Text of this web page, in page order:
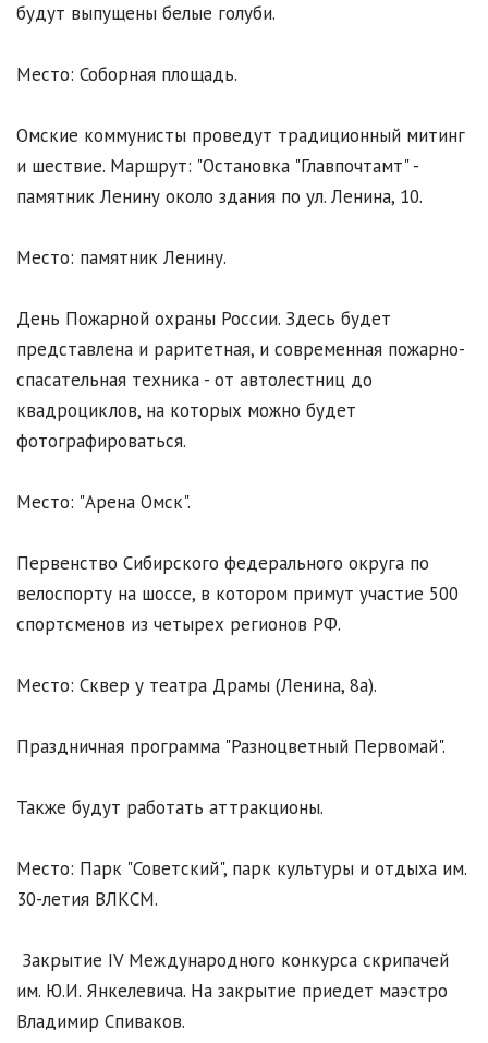
будут выпущены белые голуби.
Место: Соборная площадь.
Омские коммунисты проведут традиционный митинг
и шествие. Маршрут: "Остановка "Главпочтамт" -
памятник Ленину около здания по ул. Ленина, 10.
Место: памятник Ленину.
День Пожарной охраны России. Здесь будет
представлена и раритетная, и современная пожарно-
спасательная техника - от автолестниц до
квадроциклов, на которых можно будет
фотографироваться.
Место: "Арена Омск".
Первенство Сибирского федерального округа по
велоспорту на шоссе, в котором примут участие 500
спортсменов из четырех регионов РФ.
Место: Сквер у театра Драмы (Ленина, 8а).
Праздничная программа "Разноцветный Первомай".
Также будут работать аттракционы.
Место: Парк "Советский", парк культуры и отдыха им.
30-летия ВЛКСМ.
Закрытие IV Международного конкурса скрипачей
им. Ю.И. Янкелевича. На закрытие приедет маэстро
Владимир Спиваков.